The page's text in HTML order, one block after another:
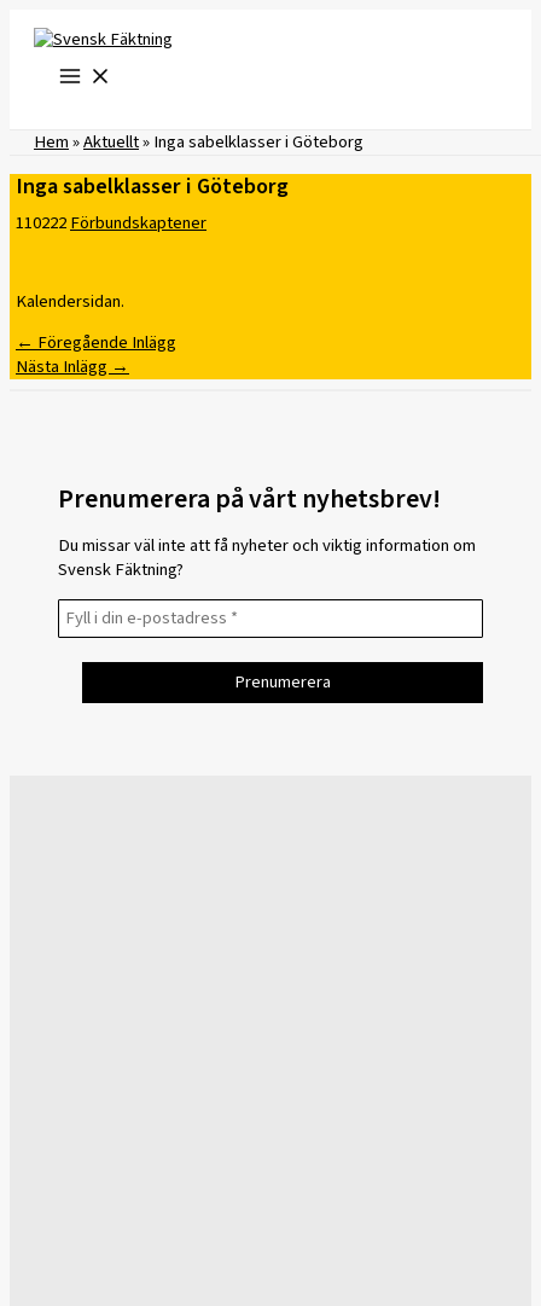
innehåll
Hem»Aktuellt»Inga sabelklasser i Göteborg
Inga sabelklasser i Göteborg
110222Förbundskaptener
Kalendersidan.
←Föregående Inlägg
Nästa Inlägg→
Prenumerera på vårt nyhetsbrev!
Du missar väl inte att få nyheter och viktig information om
Svensk Fäktning?